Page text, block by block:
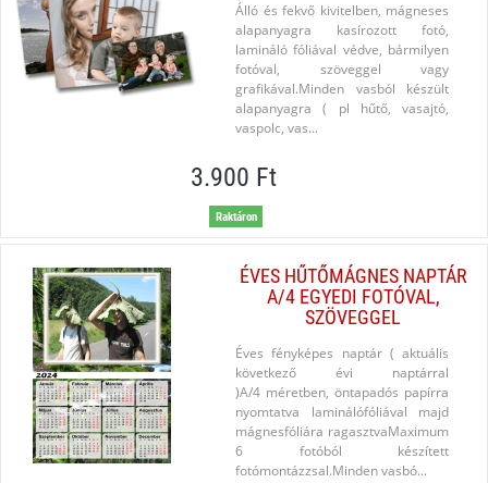
Álló és fekvő kivitelben, mágneses
alapanyagra kasírozott fotó,
lamináló fóliával védve, bármilyen
fotóval, szöveggel vagy
grafikával.Minden vasból készült
alapanyagra ( pl hűtő, vasajtó,
vaspolc, vas...
3.900 Ft
Raktáron
ÉVES HŰTŐMÁGNES NAPTÁR
A/4 EGYEDI FOTÓVAL,
SZÖVEGGEL
Éves fényképes naptár ( aktuális
következő évi naptárral
)A/4 méretben, öntapadós papírra
nyomtatva laminálófóliával majd
mágnesfóliára ragasztvaMaximum
6 fotóból készített
fotómontázzsal.Minden vasbó...